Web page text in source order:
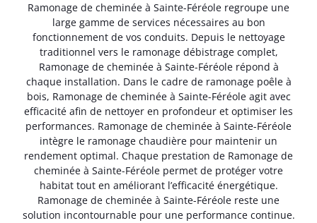
Ramonage de cheminée à Sainte-Féréole regroupe une
large gamme de services nécessaires au bon
fonctionnement de vos conduits. Depuis le nettoyage
traditionnel vers le ramonage débistrage complet,
Ramonage de cheminée à Sainte-Féréole répond à
chaque installation. Dans le cadre de ramonage poêle à
bois, Ramonage de cheminée à Sainte-Féréole agit avec
efficacité afin de nettoyer en profondeur et optimiser les
performances. Ramonage de cheminée à Sainte-Féréole
intègre le ramonage chaudière pour maintenir un
rendement optimal. Chaque prestation de Ramonage de
cheminée à Sainte-Féréole permet de protéger votre
habitat tout en améliorant l’efficacité énergétique.
Ramonage de cheminée à Sainte-Féréole reste une
solution incontournable pour une performance continue.